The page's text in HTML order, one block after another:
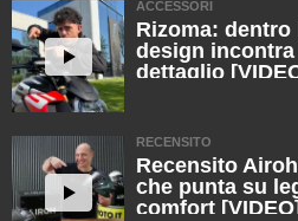
ACCESSORI
Rizoma: dentro
design
dettaglio
RECENSITO
Recensito
che punta su
comfort